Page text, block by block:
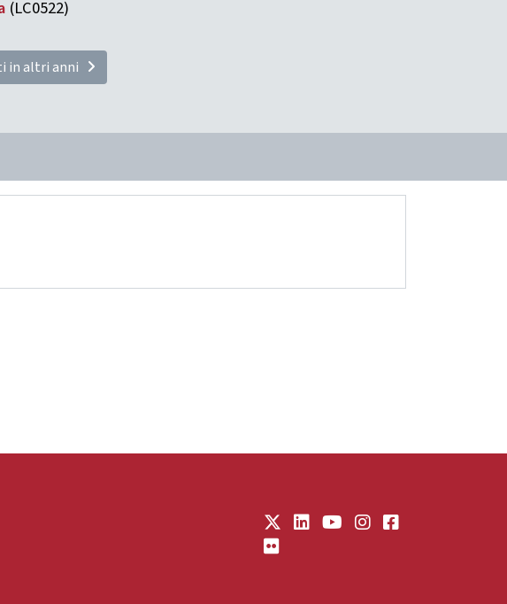
(LC0522)
in altri anni